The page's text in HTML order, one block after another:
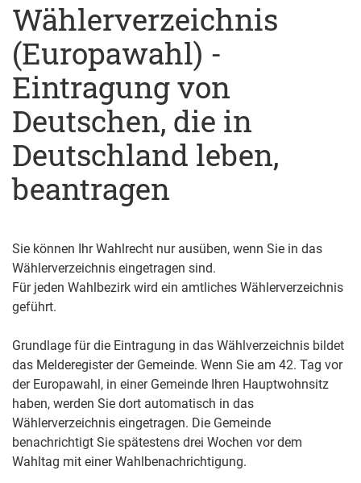
Wählerverzeichnis
(Europawahl) -
Eintragung von
Deutschen, die in
Deutschland leben,
beantragen
Sie können Ihr Wahlrecht nur ausüben, wenn Sie in das
Wählerverzeichnis eingetragen sind.
Für jeden Wahlbezirk wird ein amtliches Wählerverzeichnis
geführt.
Grundlage für die Eintragung in das Wählverzeichnis bildet
das Melderegister der Gemeinde. Wenn Sie am 42. Tag vor
der Europawahl, in einer Gemeinde Ihren Hauptwohnsitz
haben, werden Sie dort automatisch in das
Wählerverzeichnis eingetragen. Die Gemeinde
benachrichtigt Sie spätestens drei Wochen vor dem
Wahltag mit einer Wahlbenachrichtigung.